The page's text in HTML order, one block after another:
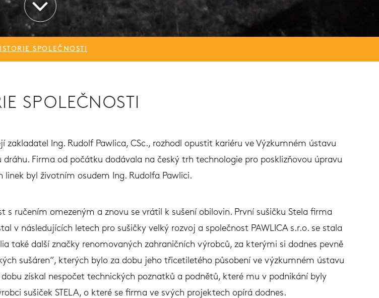
SPOLEČNOSTI
SPOLEČNOSTI
zakladatel Ing. Rudolf Pawlica, CSc., rozhodl opustit kariéru ve Výzkumném ústavu
Firma od počátku dodávala na český trh technologie pro posklizňovou úpravu
linek byl životním osudem Ing. Rudolfa Pawlici.
s ručením omezeným a znovu se vrátil k sušení obilovin. První sušičku Stela firma
v následujících letech pro sušičky velký rozvoj a společnost PAWLICA s.r.o. se stala
také další značky renomovaných zahraničních výrobců, za kterými si dodnes pevně
sušáren“, kterých bylo za dobu jeho třicetiletého působení ve výzkumném ústavu
získal nespočet technických poznatků a podnětů, které mu v podnikání byly
sušiček STELA, o které se firma ve svých projektech opírá dodnes.